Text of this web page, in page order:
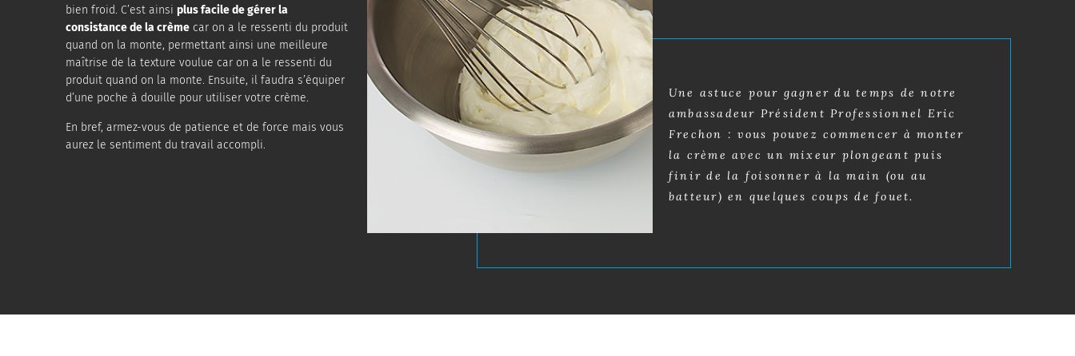
bien froid. C’est ainsi plus facile de gérer la
consistance de la crème car on a le ressenti du produit
quand on la monte, permettant ainsi une meilleure
maîtrise de la texture voulue car on a le ressenti du
produit quand on la monte. Ensuite, il faudra s’équiper
d’une poche à douille pour utiliser votre crème.
En bref, armez-vous de patience et de force mais vous
aurez le sentiment du travail accompli.
Une astuce pour gagner du temps de notre
ambassadeur Président Professionnel Eric
Frechon : vous pouvez commencer à monter
la crème avec un mixeur plongeant puis
finir de la foisonner à la main (ou au
batteur) en quelques coups de fouet.